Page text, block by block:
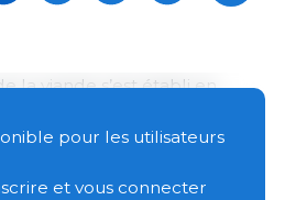
la viande s’est établi en
point et 0,1 pour cent) qu’en
de 1,9 point (1,7 pour
an.
pour les utilisateurs
et vous connecter